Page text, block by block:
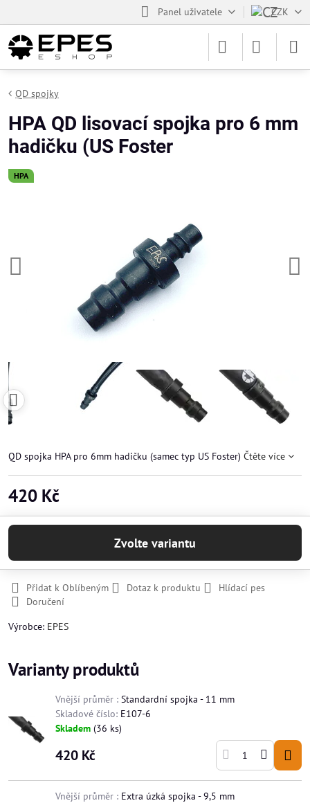
Panel uživatele CZK
HPA
QD spojky
HPA QD lisovací spojka pro 6 mm
hadičku (US Foster
QD spojka HPA pro 6mm hadičku (samec typ US Foster) Čtěte více
420 Kč
Zvolte variantu
Přidat k Oblíbeným Dotaz k produktu
Hlídací pes
Doručení
Výrobce: EPES
Varianty produktů
Vnější průměr : Standardní spojka - 11 mm
Skladové číslo: E107-6
Skladem (36 ks)
420 Kč
Vnější průměr : Extra úzká spojka - 9,5 mm